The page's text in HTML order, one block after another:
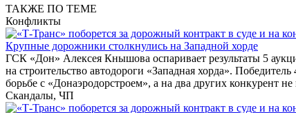
ТАКЖЕ ПО ТЕМЕ
Конфликты
Крупные дорожники столкнулись на Западной хорде
ГСК «Дон» Алексея Кнышова оспаривает результаты 5
на строительство автодороги «Западная хорда».
борьбе с «Донаэродорстроем», а на два других конкурент не
Скандалы, ЧП